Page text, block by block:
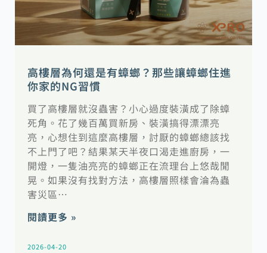
高樓層為何還是有蟑螂？那些讓蟑螂住進
你家的NG習慣
買了高樓層就沒蟲害？小心過度裝潢成了除蟑
死角。花了幾百萬買新房、裝潢搞得漂漂亮
亮，心想住到這麼高樓層，討厭的蟑螂總該找
不上門了吧？結果某天半夜口渴走進廚房，一
開燈，一隻油亮亮的蟑螂正在流理台上悠哉閒
晃。如果沒有找對方法，高樓層照樣會淪為蟲
害災區…
閱讀更多 »
2026-04-20